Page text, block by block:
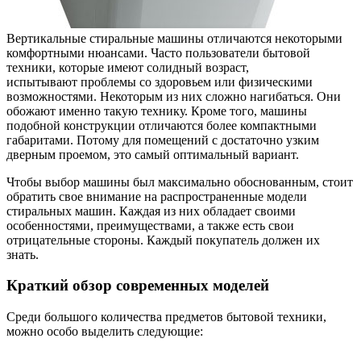
Вертикальные стиральные машины отличаются некоторыми
комфортными нюансами. Часто пользователи бытовой
техники, которые имеют солидный возраст,
испытывают проблемы со здоровьем или физическими
возможностями. Некоторым из них сложно нагибаться. Они
обожают именно такую технику. Кроме того, машины
подобной конструкции отличаются более компактными
габаритами. Потому для помещений с достаточно узким
дверным проемом, это самый оптимальный вариант.
Чтобы выбор машины был максимально обоснованным, стоит
обратить свое внимание на распространенные модели
стиральных машин. Каждая из них обладает своими
особенностями, преимуществами, а также есть свои
отрицательные стороны. Каждый покупатель должен их
знать.
Краткий обзор современных моделей
Среди большого количества предметов бытовой техники,
можно особо выделить следующие: